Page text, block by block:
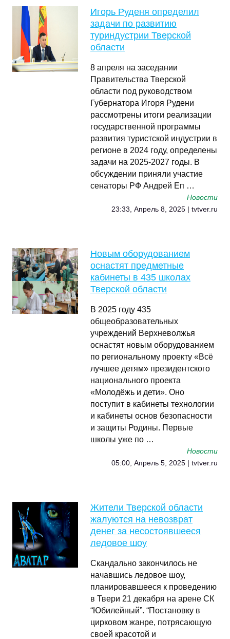
Игорь Руденя определил
задачи по развитию
туриндустрии Тверской
области
8 апреля на заседании
Правительства Тверской
области под руководством
Губернатора Игоря Рудени
рассмотрены итоги реализации
государственной программы
развития туристской индустрии в
регионе в 2024 году, определены
задачи на 2025-2027 годы. В
обсуждении приняли участие
сенаторы РФ Андрей Еп …
Новости
23:33, Апрель 8, 2025 | tvtver.ru
Новым оборудованием
оснастят предметные
кабинеты в 435 школах
Тверской области
В 2025 году 435
общеобразовательных
учреждений Верхневолжья
оснастят новым оборудованием
по региональному проекту «Всё
лучшее детям» президентского
национального проекта
«Молодёжь и дети». Оно
поступит в кабинеты технологии
и кабинеты основ безопасности
и защиты Родины. Первые
школы уже по …
Новости
05:00, Апрель 5, 2025 | tvtver.ru
Жители Тверской области
жалуются на невозврат
денег за несостоявшееся
ледовое шоу
Скандально закончилось не
начавшись ледовое шоу,
планировавшееся к проведению
в Твери 21 декабря на арене СК
“Юбилейный”. “Постановку в
цирковом жанре, потрясающую
своей красотой и